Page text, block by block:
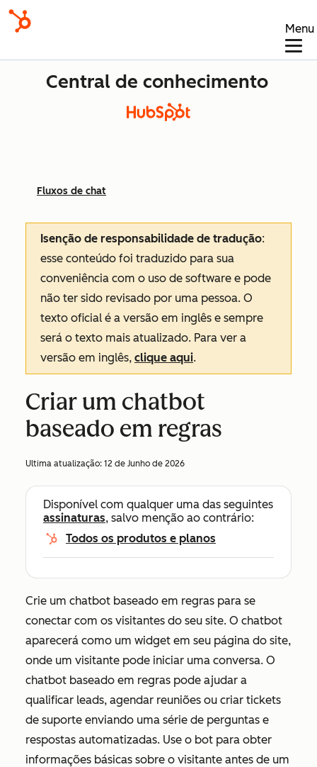
Menu
Central de conhecimento
Fluxos de chat
Isenção de responsabilidade de tradução:
esse conteúdo foi traduzido para sua
conveniência com o uso de software e pode
não ter sido revisado por uma pessoa. O
texto oficial é a versão em inglês e sempre
será o texto mais atualizado. Para ver a
versão em inglês, clique aqui.
Criar um chatbot
baseado em regras
Ultima atualização: 12 de Junho de 2026
Disponível com qualquer uma das seguintes
assinaturas, salvo menção ao contrário:
Todos os produtos e planos
Crie um chatbot baseado em regras para se
conectar com os visitantes do seu site. O chatbot
aparecerá como um widget em seu página do site,
onde um visitante pode iniciar uma conversa. O
chatbot baseado em regras pode ajudar a
qualificar leads, agendar reuniões ou criar tickets
de suporte enviando uma série de perguntas e
respostas automatizadas. Use o bot para obter
informações básicas sobre o visitante antes de um